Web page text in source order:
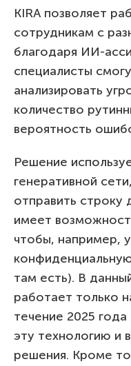
KIRA позволяет
сотрудникам с
благодаря ИИ-
специалисты
анализировать
количество
вероятность
Решение
генеративной
отправить строку
имеет
чтобы, например,
там есть). В
работает только
течение 2025
эту технологию и
решения. Кроме